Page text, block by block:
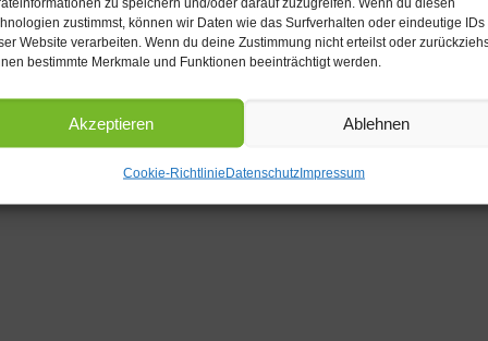
zustimmst, können wir Daten wie das Surfverhalten oder eindeutige IDs
Website verarbeiten. Wenn du deine Zustimmung nicht erteilst oder
bestimmte Merkmale und Funktionen beeinträchtigt werden.
Akzeptieren Ablehnen
Cookie-RichtlinieDatenschutzImpressum